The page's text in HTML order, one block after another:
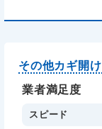
その他カギ開け
業者満足度
スピード